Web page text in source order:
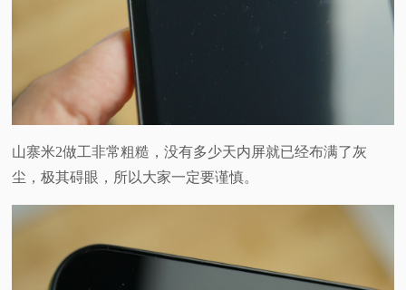
山寨米2做工非常粗糙，没有多少天内屏就已经布满了灰
尘，极其碍眼，所以大家一定要谨慎。